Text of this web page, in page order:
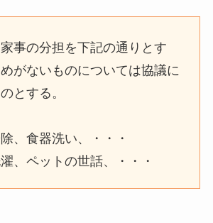
事の分担を下記の通りとす
がないものについては協議に
とする。
、食器洗い、・・・
、ペットの世話、・・・